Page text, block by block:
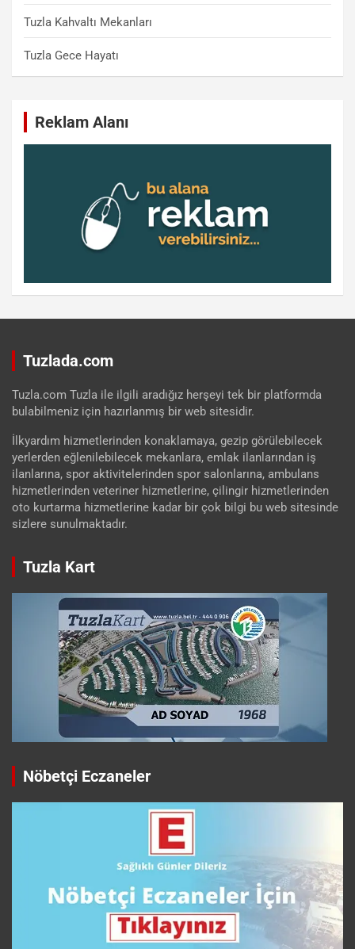
Tuzla Kahvaltı Mekanları
Tuzla Gece Hayatı
Reklam Alanı
Tuzlada.com
Tuzla.com Tuzla ile ilgili aradığız herşeyi tek bir platformda
bulabilmeniz için hazırlanmış bir web sitesidir.
İlkyardım hizmetlerinden konaklamaya, gezip görülebilecek
yerlerden eğlenilebilecek mekanlara, emlak ilanlarından iş
ilanlarına, spor aktivitelerinden spor salonlarına, ambulans
hizmetlerinden veteriner hizmetlerine, çilingir hizmetlerinden
oto kurtarma hizmetlerine kadar bir çok bilgi bu web sitesinde
sizlere sunulmaktadır.
Tuzla Kart
Nöbetçi Eczaneler